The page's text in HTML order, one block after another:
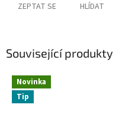
ZEPTAT SE HLÍDAT
Související produkty
Novinka
Tip